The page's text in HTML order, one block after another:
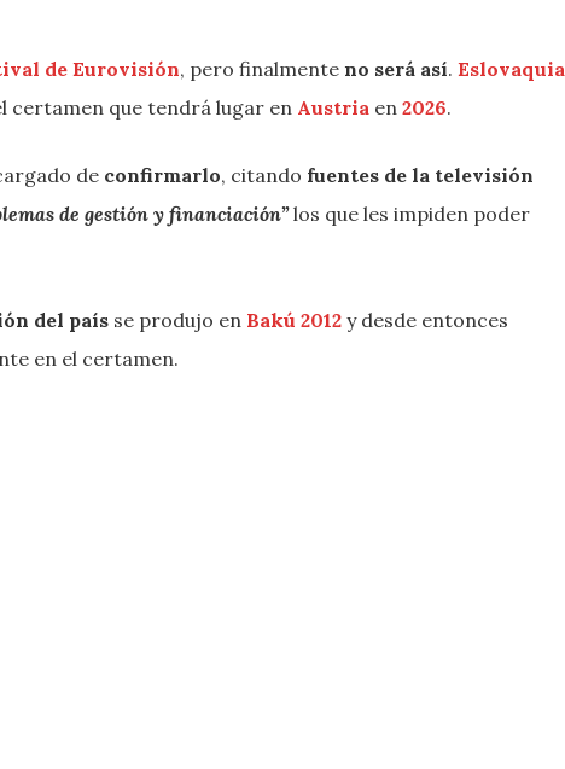
de Eurovisión, pero finalmente no será así. Eslovaquia
certamen que tendrá lugar en Austria en 2026.
de confirmarlo, citando fuentes de la televisión
de gestión y financiación”los que les impiden poder
del país se produjo en Bakú 2012 y desde entonces
en el certamen.